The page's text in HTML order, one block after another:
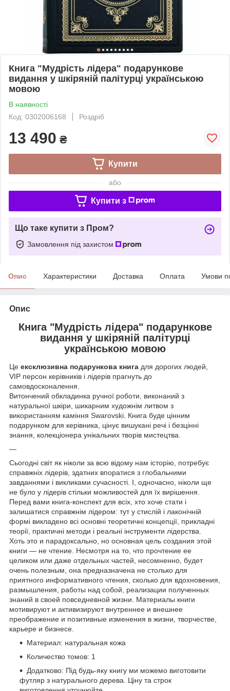
Книга "Мудрість лідера" подарункове
видання у шкіряній палітурці українською
мовою
В наявності
Код: 0302006168
Роздріб
13 490 ₴
Купити
або
Купити з
Що таке купити з Пром?
Замовлення під захистом
Опис Характеристики Доставка Оплата Умови
Опис
Книга "Мудрість лідера" подарункове
видання у шкіряній палітурці
українською мовою
Це ексклюзивна подарункова книга для дорогих людей,
VIP персон керівників і лідерів прагнуть до
самовдосконалення.
Витончений обкладинка ручної роботи, виконаний з
натуральної шкіри, шикарним художнім литвом з
використанням каміння Swarovski. Книга буде цінним
подарунком для керівника, цінує вишукані речі і безцінні
знання, колекціонера унікальних творів мистецтва.
—
Сьогодні світ як ніколи за всю відому нам історію, потребує
справжніх лідерів, здатних впоратися з глобальними
завданнями і викликами сучасності. І, одночасно, ніколи ще
не було у лідерів стільки можливостей для їх вирішення.
Перед вами книга-конспект для всіх, хто хоче стати і
залишатися справжнім лідером: тут у стислій і лаконічній
формі викладено всі основні теоретичні концепції, прикладні
теорії, практичні методи і реальні інструменти лідерства.
Хоть это и парадоксально, но основная цель создания этой
книги — не чтение. Несмотря на то, что прочтение ее
целиком или даже отдельных частей, несомненно, будет
очень полезным, она предназначена не столько для
приятного информативного чтения, сколько для вдохновения,
размышления, работы над собой, реализации полученных
знаний в своей повседневной жизни. Материалы книги
мотивируют и активизируют внутреннее и внешнее
преображение и позитивные изменения в жизни, творчестве,
карьере и бизнесе.
Материал: натуральная кожа
Количество томов: 1
Додатково: Під будь-яку книгу ми можемо виготовити
футляр з натурального дерева. Ціну та строк